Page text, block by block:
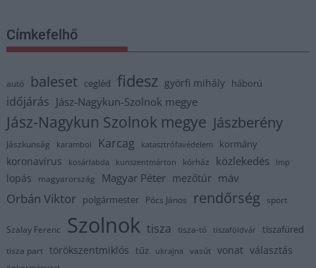
Címkefelhő
autó baleset cegléd fidesz györfi mihály háború
időjárás Jász-Nagykun-Szolnok megye
Jász-Nagykun Szolnok megye Jászberény
Jászkunság karambol Karcag katasztrófavédelem kormány
koronavírus kosárlabda kunszentmárton kórház közlekedés lmp
lopás magyarország Magyar Péter mezőtúr máv
Orbán Viktor polgármester Pócs János rendőrség sport
Szalay Ferenc Szolnok tisza tisza-tó tiszaföldvár tiszafüred
tisza part törökszentmiklós tűz ukrajna vasút vonat választás